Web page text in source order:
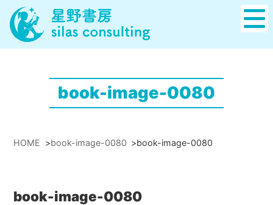
book-image-0080
HOME >book-image-0080 >book-image-0080
book-image-0080